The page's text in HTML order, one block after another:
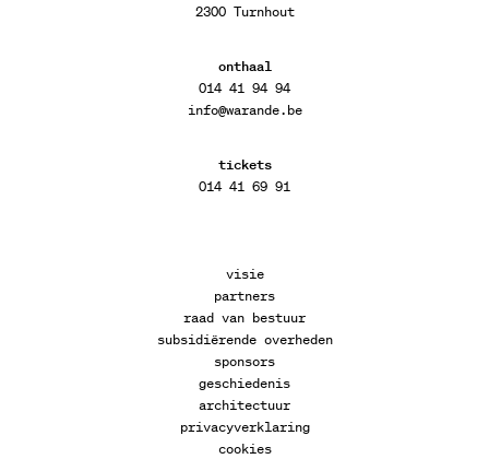
2300 Turnhout
onthaal
014 41 94 94
info@warande.be
tickets
014 41 69 91
visie
partners
raad van bestuur
subsidiërende overheden
sponsors
geschiedenis
architectuur
privacyverklaring
cookies